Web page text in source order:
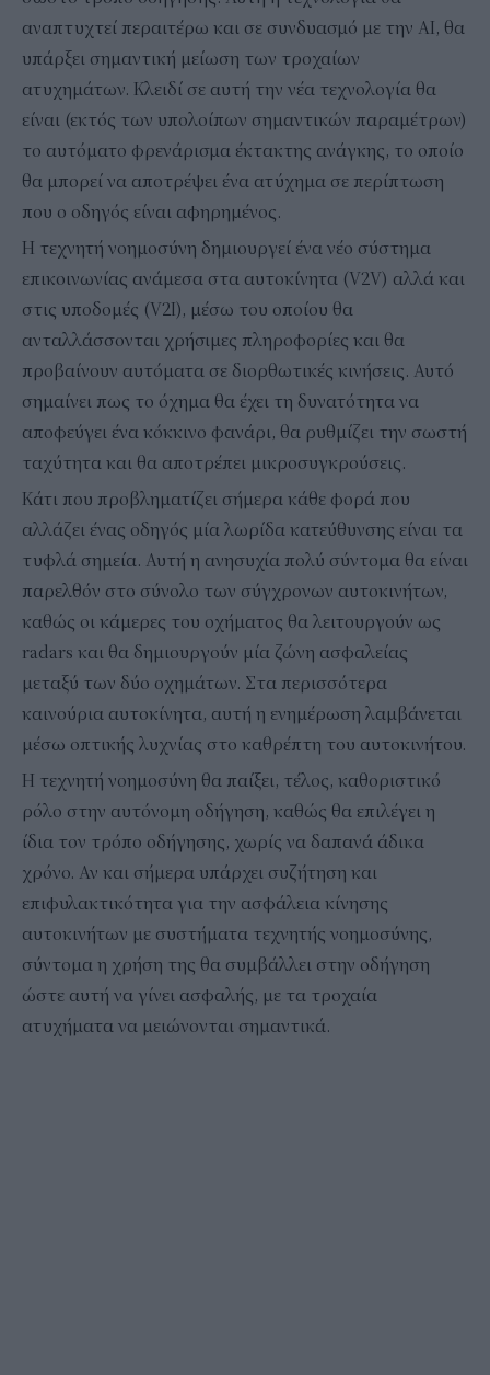
αναπτυχτεί περαιτέρω και σε συνδυασμό με την AI, θα
υπάρξει σημαντική μείωση των τροχαίων
ατυχημάτων. Κλειδί σε αυτή την νέα τεχνολογία θα
είναι (εκτός των υπολοίπων σημαντικών παραμέτρων)
το αυτόματο φρενάρισμα έκτακτης ανάγκης, το οποίο
θα μπορεί να αποτρέψει ένα ατύχημα σε περίπτωση
που ο οδηγός είναι αφηρημένος.
Η τεχνητή νοημοσύνη δημιουργεί ένα νέο σύστημα
επικοινωνίας ανάμεσα στα αυτοκίνητα (V2V) αλλά και
στις υποδομές (V2I), μέσω του οποίου θα
ανταλλάσσονται χρήσιμες πληροφορίες και θα
προβαίνουν αυτόματα σε διορθωτικές κινήσεις. Αυτό
σημαίνει πως το όχημα θα έχει τη δυνατότητα να
αποφεύγει ένα κόκκινο φανάρι, θα ρυθμίζει την σωστή
ταχύτητα και θα αποτρέπει μικροσυγκρούσεις.
Κάτι που προβληματίζει σήμερα κάθε φορά που
αλλάζει ένας οδηγός μία λωρίδα κατεύθυνσης είναι τα
τυφλά σημεία. Αυτή η ανησυχία πολύ σύντομα θα είναι
παρελθόν στο σύνολο των σύγχρονων αυτοκινήτων,
καθώς οι κάμερες του οχήματος θα λειτουργούν ως
radars και θα δημιουργούν μία ζώνη ασφαλείας
μεταξύ των δύο οχημάτων. Στα περισσότερα
καινούρια αυτοκίνητα, αυτή η ενημέρωση λαμβάνεται
μέσω οπτικής λυχνίας στο καθρέπτη του αυτοκινήτου.
Η τεχνητή νοημοσύνη θα παίξει, τέλος, καθοριστικό
ρόλο στην αυτόνομη οδήγηση, καθώς θα επιλέγει η
ίδια τον τρόπο οδήγησης, χωρίς να δαπανά άδικα
χρόνο. Αν και σήμερα υπάρχει συζήτηση και
επιφυλακτικότητα για την ασφάλεια κίνησης
αυτοκινήτων με συστήματα τεχνητής νοημοσύνης,
σύντομα η χρήση της θα συμβάλλει στην οδήγηση
ώστε αυτή να γίνει ασφαλής, με τα τροχαία
ατυχήματα να μειώνονται σημαντικά.